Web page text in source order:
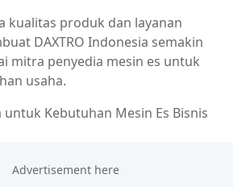
kualitas produk dan layanan
DAXTRO Indonesia semakin
mitra penyedia mesin es untuk
usaha.
Kebutuhan Mesin Es Bisnis